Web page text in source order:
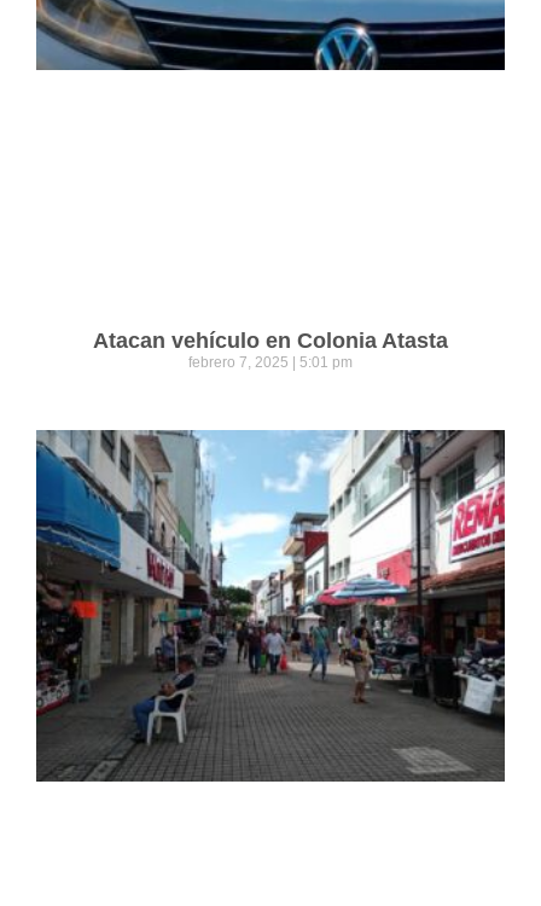
Atacan vehículo en Colonia Atasta
febrero 7, 2025 5:01 pm